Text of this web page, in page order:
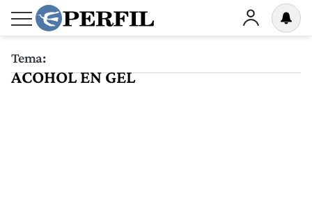
Tema:
ACOHOL EN GEL